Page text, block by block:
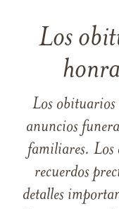
Los
Los obituarios
anuncios
familiares. Los
recuerdos
detalles